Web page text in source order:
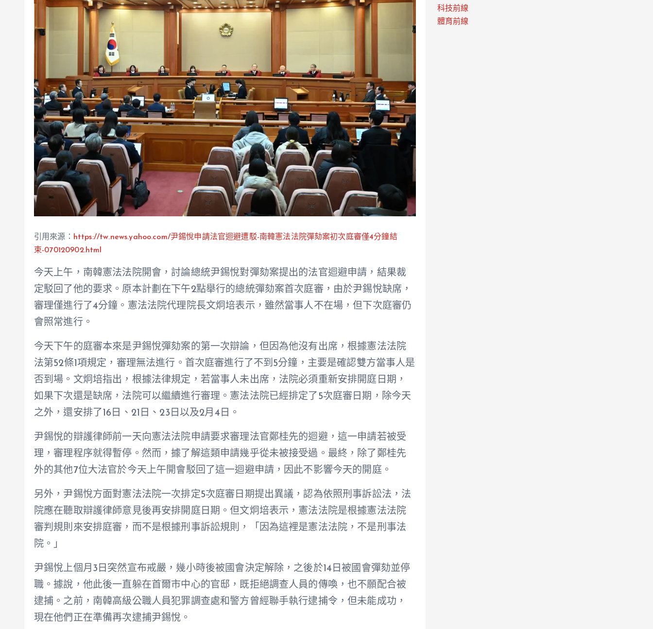
引用來源： https://tw.news.yahoo.com/尹錫悅申請法官迴避遭駁-南韓憲法法院彈劾案初次庭審僅4分鐘結
束-070120902.html
今天上午，南韓憲法法院開會，討論總統尹錫悅對彈劾案提出的法官迴避申請，結果裁
定駁回了他的要求。原本計劃在下午2點舉行的總統彈劾案首次庭審，由於尹錫悅缺席，
審理僅進行了4分鐘。憲法法院代理院長文炯培表示，雖然當事人不在場，但下次庭審仍
會照常進行。
今天下午的庭審本來是尹錫悅彈劾案的第一次辯論，但因為他沒有出席，根據憲法法院
法第52條1項規定，審理無法進行。首次庭審進行了不到5分鐘，主要是確認雙方當事人是
否到場。文炯培指出，根據法律規定，若當事人未出席，法院必須重新安排開庭日期，
如果下次還是缺席，法院可以繼續進行審理。憲法法院已經排定了5次庭審日期，除今天
之外，還安排了16日、21日、23日以及2月4日。
尹錫悅的辯護律師前一天向憲法法院申請要求審理法官鄭桂先的迴避，這一申請若被受
理，審理程序就得暫停。然而，據了解這類申請幾乎從未被接受過。最終，除了鄭桂先
外的其他7位大法官於今天上午開會駁回了這一迴避申請，因此不影響今天的開庭。
另外，尹錫悅方面對憲法法院一次排定5次庭審日期提出異議，認為依照刑事訴訟法，法
院應在聽取辯護律師意見後再安排開庭日期。但文炯培表示，憲法法院是根據憲法法院
審判規則來安排庭審，而不是根據刑事訴訟規則，「因為這裡是憲法法院，不是刑事法
院。」
尹錫悅上個月3日突然宣布戒嚴，幾小時後被國會決定解除，之後於14日被國會彈劾並停
職。據說，他此後一直躲在首爾市中心的官邸，既拒絕調查人員的傳喚，也不願配合被
逮捕。之前，南韓高級公職人員犯罪調查處和警方曾經聯手執行逮捕令，但未能成功，
現在他們正在準備再次逮捕尹錫悅。
科技前線
體育前線